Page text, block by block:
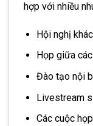
hợp với nhiều
Hội nghị
Họp giữa
Đào tạo nội
Livestream
Các cuộc